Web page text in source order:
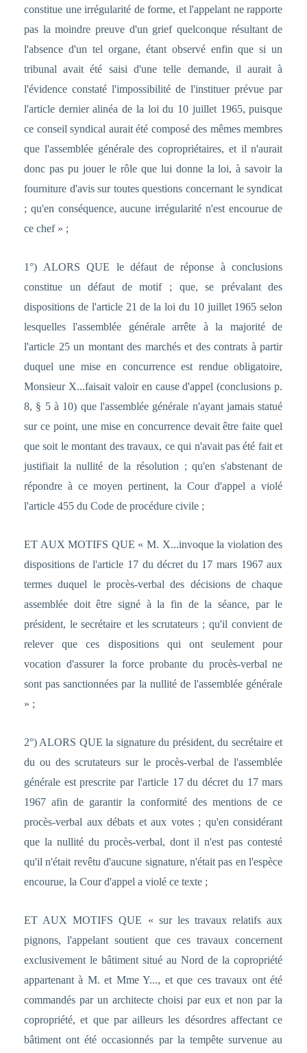
constitue une irrégularité de forme, et l'appelant ne rapporte
pas la moindre preuve d'un grief quelconque résultant de
l'absence d'un tel organe, étant observé enfin que si un
tribunal avait été saisi d'une telle demande, il aurait à
l'évidence constaté l'impossibilité de l'instituer prévue par
l'article dernier alinéa de la loi du 10 juillet 1965, puisque
ce conseil syndical aurait été composé des mêmes membres
que l'assemblée générale des copropriétaires, et il n'aurait
donc pas pu jouer le rôle que lui donne la loi, à savoir la
fourniture d'avis sur toutes questions concernant le syndicat
; qu'en conséquence, aucune irrégularité n'est encourue de
ce chef » ;
1°) ALORS QUE le défaut de réponse à conclusions
constitue un défaut de motif ; que, se prévalant des
dispositions de l'article 21 de la loi du 10 juillet 1965 selon
lesquelles l'assemblée générale arrête à la majorité de
l'article 25 un montant des marchés et des contrats à partir
duquel une mise en concurrence est rendue obligatoire,
Monsieur X...faisait valoir en cause d'appel (conclusions p.
8, § 5 à 10) que l'assemblée générale n'ayant jamais statué
sur ce point, une mise en concurrence devait être faite quel
que soit le montant des travaux, ce qui n'avait pas été fait et
justifiait la nullité de la résolution ; qu'en s'abstenant de
répondre à ce moyen pertinent, la Cour d'appel a violé
l'article 455 du Code de procédure civile ;
ET AUX MOTIFS QUE « M. X...invoque la violation des
dispositions de l'article 17 du décret du 17 mars 1967 aux
termes duquel le procès-verbal des décisions de chaque
assemblée doit être signé à la fin de la séance, par le
président, le secrétaire et les scrutateurs ; qu'il convient de
relever que ces dispositions qui ont seulement pour
vocation d'assurer la force probante du procès-verbal ne
sont pas sanctionnées par la nullité de l'assemblée générale
» ;
2°) ALORS QUE la signature du président, du secrétaire et
du ou des scrutateurs sur le procès-verbal de l'assemblée
générale est prescrite par l'article 17 du décret du 17 mars
1967 afin de garantir la conformité des mentions de ce
procès-verbal aux débats et aux votes ; qu'en considérant
que la nullité du procès-verbal, dont il n'est pas contesté
qu'il n'était revêtu d'aucune signature, n'était pas en l'espèce
encourue, la Cour d'appel a violé ce texte ;
ET AUX MOTIFS QUE « sur les travaux relatifs aux
pignons, l'appelant soutient que ces travaux concernent
exclusivement le bâtiment situé au Nord de la copropriété
appartenant à M. et Mme Y..., et que ces travaux ont été
commandés par un architecte choisi par eux et non par la
copropriété, et que par ailleurs les désordres affectant ce
bâtiment ont été occasionnés par la tempête survenue au